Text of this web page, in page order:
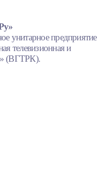
унитарное предприятие
телевизионная и
(ВГТРК).